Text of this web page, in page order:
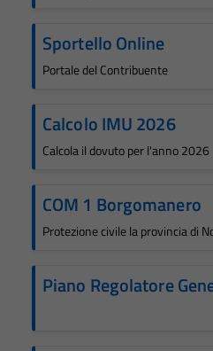
Sportello Online
Portale del Contribuente
Calcolo IMU 2026
Calcola il dovuto per l'anno 2026
COM 1 Borgomanero
Protezione civile la provincia di
Piano Regolatore